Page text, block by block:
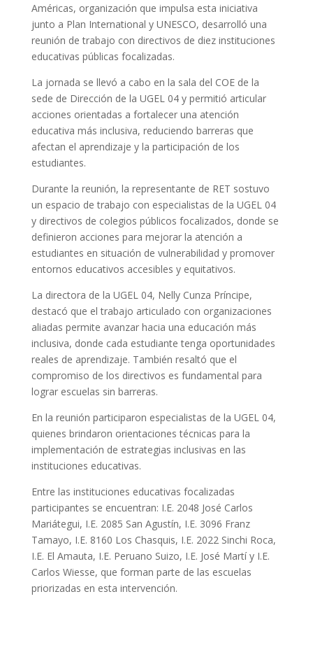
Américas, organización que impulsa esta iniciativa
junto a Plan International y UNESCO, desarrolló una
reunión de trabajo con directivos de diez instituciones
educativas públicas focalizadas.
La jornada se llevó a cabo en la sala del COE de la
sede de Dirección de la UGEL 04 y permitió articular
acciones orientadas a fortalecer una atención
educativa más inclusiva, reduciendo barreras que
afectan el aprendizaje y la participación de los
estudiantes.
Durante la reunión, la representante de RET sostuvo
un espacio de trabajo con especialistas de la UGEL 04
y directivos de colegios públicos focalizados, donde se
definieron acciones para mejorar la atención a
estudiantes en situación de vulnerabilidad y promover
entornos educativos accesibles y equitativos.
La directora de la UGEL 04, Nelly Cunza Príncipe,
destacó que el trabajo articulado con organizaciones
aliadas permite avanzar hacia una educación más
inclusiva, donde cada estudiante tenga oportunidades
reales de aprendizaje. También resaltó que el
compromiso de los directivos es fundamental para
lograr escuelas sin barreras.
En la reunión participaron especialistas de la UGEL 04,
quienes brindaron orientaciones técnicas para la
implementación de estrategias inclusivas en las
instituciones educativas.
Entre las instituciones educativas focalizadas
participantes se encuentran: I.E. 2048 José Carlos
Mariátegui, I.E. 2085 San Agustín, I.E. 3096 Franz
Tamayo, I.E. 8160 Los Chasquis, I.E. 2022 Sinchi Roca,
I.E. El Amauta, I.E. Peruano Suizo, I.E. José Martí y I.E.
Carlos Wiesse, que forman parte de las escuelas
priorizadas en esta intervención.